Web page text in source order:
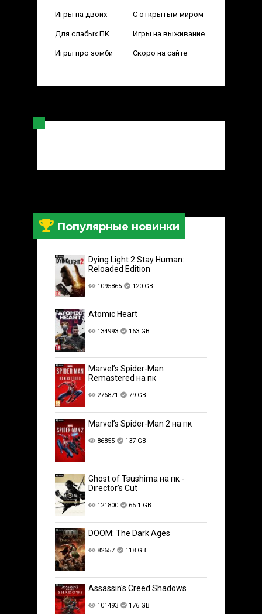
Игры на двоих С открытым миром
Для слабых ПК Игры на выживание
Игры про зомби Скоро на сайте
Популярные новинки
Dying Light 2 Stay Human:
Reloaded Edition
1095865 120 GB
Atomic Heart
134993 163 GB
Marvel’s Spider-Man
Remastered на пк
276871 79 GB
Marvel’s Spider-Man 2 на пк
86855 137 GB
Ghost of Tsushima на пк -
Director's Cut
121800 65.1 GB
DOOM: The Dark Ages
82657 118 GB
Assassin's Creed Shadows
101493 176 GB